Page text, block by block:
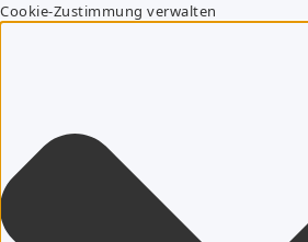
Cookie-Zustimmung verwalten